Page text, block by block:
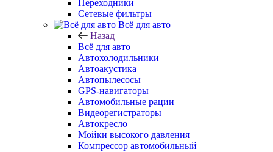
Переходники
Сетевые фильтры
Всё для авто
Назад
Всё для авто
Автохолодильники
Автоакустика
Автопылесосы
GPS-навигаторы
Автомобильные рации
Видеорегистраторы
Автокресло
Мойки высокого давления
Компрессор автомобильный